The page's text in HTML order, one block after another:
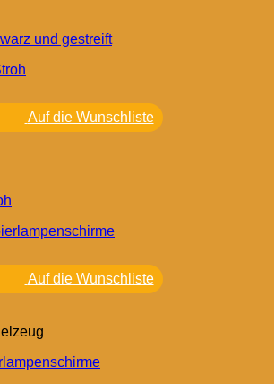
und gestreift
Auf die Wunschliste
Auf die Wunschliste